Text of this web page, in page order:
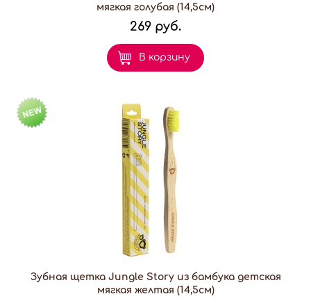
мягкая голубая (14,5см)
269 руб.
В корзину
Зубная щетка Jungle Story из бамбука детская
мягкая желтая (14,5см)